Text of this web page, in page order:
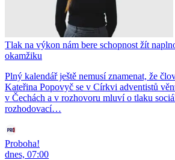
Tlak na výkon nám bere schopnost žít
okamžiku
Plný kalendář ještě nemusí znamenat, že
Kateřina Popovyč se v Církvi adventistů
v Čechách a v rozhovoru mluví o tlaku
rozhodovací…
Proboha!
dnes, 07:00